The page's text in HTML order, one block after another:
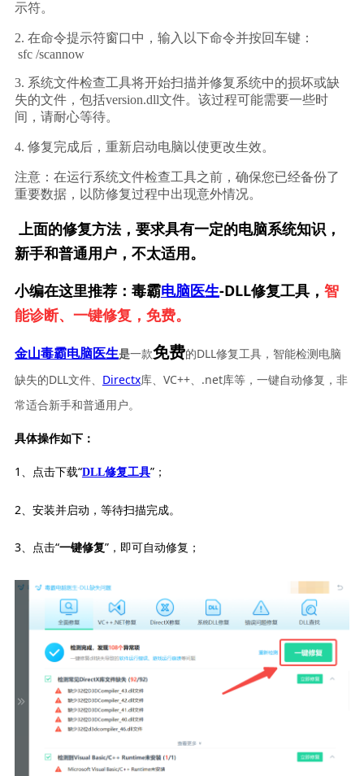
示符。
2. 在命令提示符窗口中，输入以下命令并按回车键：
sfc /scannow
3. 系统文件检查工具将开始扫描并修复系统中的损坏或缺
失的文件，包括version.dll文件。该过程可能需要一些时
间，请耐心等待。
4. 修复完成后，重新启动电脑以使更改生效。
注意：在运行系统文件检查工具之前，确保您已经备份了
重要数据，以防修复过程中出现意外情况。
上面的修复方法，要求具有一定的电脑系统知识，
新手和普通用户，不太适用。
小编在这里推荐：毒霸电脑医生-DLL修复工具， 智
能诊断、一键修复，免费。
金山毒霸电脑医生是一款免费的DLL修复工具，智能检测电脑
缺失的DLL文件、 Directx库、VC++、.net库等，一键自动修复，非
常适合新手和普通用户。
具体操作如下：
1、点击下载“DLL修复工具”；
2、安装并启动，等待扫描完成。
3、点击“一键修复”，即可自动修复；